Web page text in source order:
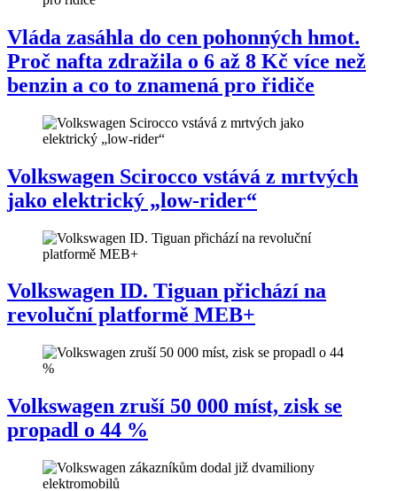
Vláda zasáhla do cen pohonných hmot.
Proč nafta zdražila o 6 až 8 Kč více než
benzin a co to znamená pro řidiče
Volkswagen Scirocco vstává z mrtvých
jako elektrický „low-rider“
Volkswagen ID. Tiguan přichází na
revoluční platformě MEB+
Volkswagen zruší 50 000 míst, zisk se
propadl o 44 %